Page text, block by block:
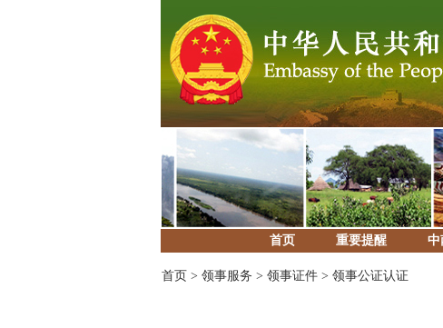
首页 重要提醒 中
首页 > 领事服务 > 领事证件> 领事公证认证